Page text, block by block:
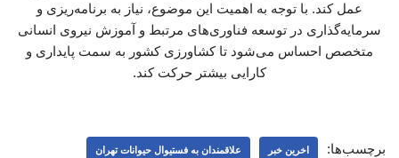
عمل کند. با توجه به اهمیت این موضوع، نیاز به برنامه‌ریزی و
سرمایه‌گذاری در توسعه فناوری‌های مرتبط و آموزش نیروی انسانی
متخصص احساس می‌شود تا کشاورزی کشور به سمت پایداری و
کارایی بیشتر حرکت کند.
برچسب‌ها: اخرین خبر علاقمندان به فستیوال حیوانات تهران